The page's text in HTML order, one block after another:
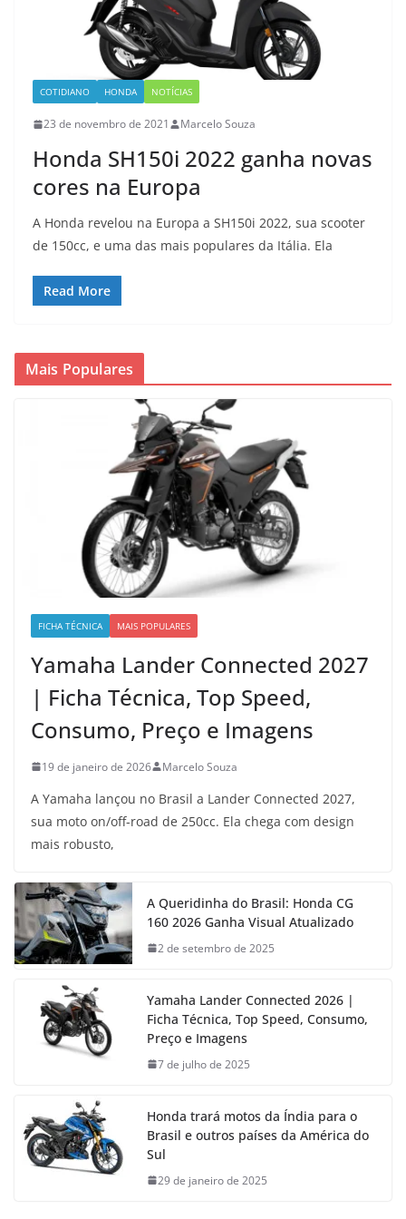
COTIDIANO HONDA NOTÍCIAS
23 de novembro de 2021 Marcelo Souza
Honda SH150i 2022 ganha novas
cores na Europa
A Honda revelou na Europa a SH150i 2022, sua scooter
de 150cc, e uma das mais populares da Itália. Ela
Read More
Mais Populares
FICHA TÉCNICA MAIS POPULARES
Yamaha Lander Connected 2027
| Ficha Técnica, Top Speed,
Consumo, Preço e Imagens
19 de janeiro de 2026 Marcelo Souza
A Yamaha lançou no Brasil a Lander Connected 2027,
sua moto on/off-road de 250cc. Ela chega com design
mais robusto,
A Queridinha do Brasil: Honda CG
160 2026 Ganha Visual Atualizado
2 de setembro de 2025
Yamaha Lander Connected 2026 |
Ficha Técnica, Top Speed, Consumo,
Preço e Imagens
7 de julho de 2025
Honda trará motos da Índia para o
Brasil e outros países da América do
Sul
29 de janeiro de 2025